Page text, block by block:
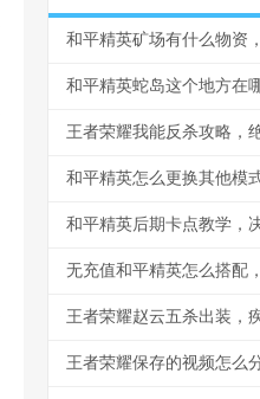
和平精英蛇岛这个地方在
王者荣耀我能反杀攻略，
无充值和平精英怎么搭配
王者荣耀赵云五杀出装，